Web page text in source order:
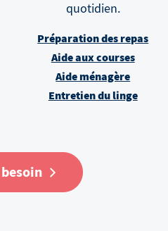
quotidien.
Préparation des repas
Aide aux courses
Aide ménagère
Entretien du linge